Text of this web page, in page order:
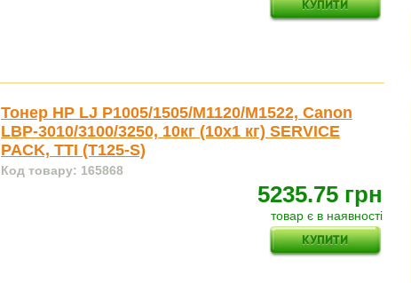
Тонер HP LJ P1005/1505/M1120/M1522, Canon
LBP-3010/3100/3250, 10кг (10x1 кг) SERVICE
PACK, TTI (T125-S)
Код товару: 165868
5235.75 грн
товар є в наявності